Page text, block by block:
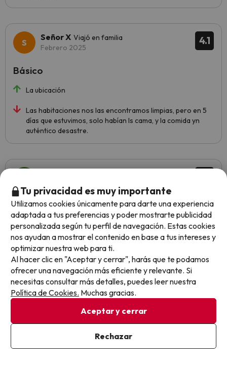
4.1
Señor X Viajó en familia
Febrero 2025
La ubicación
Las habitaciones nos las encontramos limpias, pero en 5
días que estuvimos, solo habían ls cama, y la comida yn
auténtico desastre.
Básico
Súper súper bien!
Excelente
Esther Viajó en familia
Febrero 2025
La discoteca del hotel es muy ruidosa y está hasta las
23:00
Excelente
Tu privacidad es muy importante
Utilizamos cookies únicamente para darte una experiencia
adaptada a tus preferencias y poder mostrarte publicidad
personalizada según tu perfil de navegación. Estas cookies
nos ayudan a mostrar el contenido en base a tus intereses y
optimizar nuestra web para ti.
Al hacer clic en "Aceptar y cerrar", harás que te podamos
ofrecer una navegación más eficiente y relevante. Si
necesitas consultar más detalles, puedes leer nuestra
Política de Cookies. Muchas gracias.
Aceptar y cerrar
Rechazar